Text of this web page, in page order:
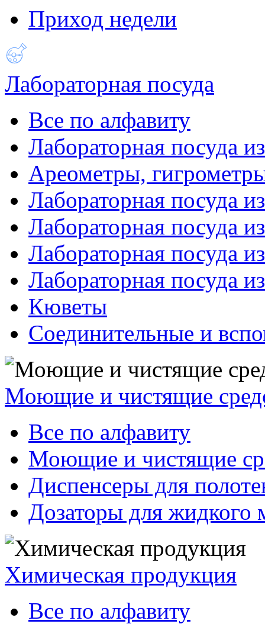
Приход недели
Лабораторная посуда
Все по алфавиту
Лабораторная посуда
Ареометры,
Лабораторная посуда
Лабораторная посуда
Лабораторная посуда
Лабораторная посуда
Кюветы
Соединительные и
Моющие и чистящие
Все по алфавиту
Моющие и чистящие
Диспенсеры для
Дозаторы для жидкого
Химическая продукция
Все по алфавиту